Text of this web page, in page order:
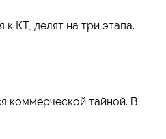
КТ, делят на три этапа.
коммерческой тайной. В